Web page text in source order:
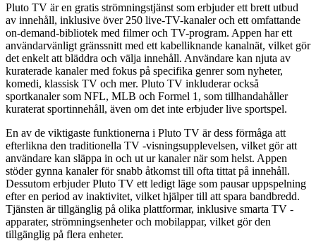
Pluto TV är en gratis strömningstjänst som erbjuder ett brett utbud
av innehåll, inklusive över 250 live-TV-kanaler och ett omfattande
on-demand-bibliotek med filmer och TV-program. Appen har ett
användarvänligt gränssnitt med ett kabelliknande kanalnät, vilket gör
det enkelt att bläddra och välja innehåll. Användare kan njuta av
kuraterade kanaler med fokus på specifika genrer som nyheter,
komedi, klassisk TV och mer. Pluto TV inkluderar också
sportkanaler som NFL, MLB och Formel 1, som tillhandahåller
kuraterat sportinnehåll, även om det inte erbjuder live sportspel.
En av de viktigaste funktionerna i Pluto TV är dess förmåga att
efterlikna den traditionella TV -visningsupplevelsen, vilket gör att
användare kan släppa in och ut ur kanaler när som helst. Appen
stöder gynna kanaler för snabb åtkomst till ofta tittat på innehåll.
Dessutom erbjuder Pluto TV ett ledigt läge som pausar uppspelning
efter en period av inaktivitet, vilket hjälper till att spara bandbredd.
Tjänsten är tillgänglig på olika plattformar, inklusive smarta TV -
apparater, strömningsenheter och mobilappar, vilket gör den
tillgänglig på flera enheter.